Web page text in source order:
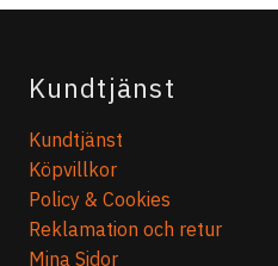
Kundtjänst
Kundtjänst
Köpvillkor
Policy & Cookies
Reklamation och retur
Mina Sidor